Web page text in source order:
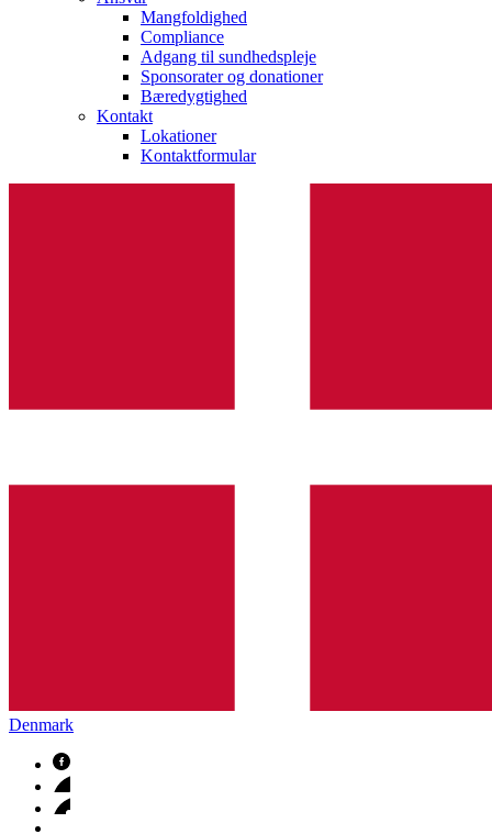
Mangfoldighed
Compliance
Adgang til sundhedspleje
Sponsorater og donationer
Bæredygtighed
Kontakt
Lokationer
Kontaktformular
Denmark